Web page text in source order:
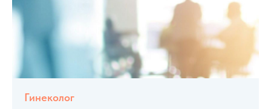
Гинеколог